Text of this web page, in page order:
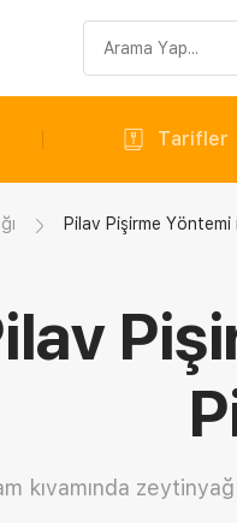
sorgusu
Tarifler
Pilav Pişirme Yöntemi
kıvamında